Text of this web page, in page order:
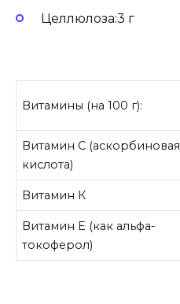
Целлюлоза:3 г
Витамины (на 100 г):
Витамин С (аскорбиновая
кислота)
Витамин К
Витамин Е (как альфа-
токоферол)